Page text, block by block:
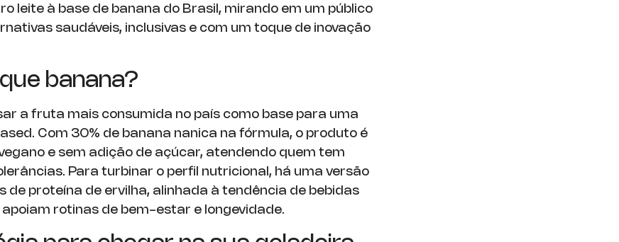
leite à base de banana do Brasil, mirando em um público
saudáveis, inclusivas e com um toque de inovação
banana?
a fruta mais consumida no país como base para uma
Com 30% de banana nanica na fórmula, o produto é
e sem adição de açúcar, atendendo quem tem
Para turbinar o perfil nutricional, há uma versão
de proteína de ervilha, alinhada à tendência de bebidas
rotinas de bem-estar e longevidade.